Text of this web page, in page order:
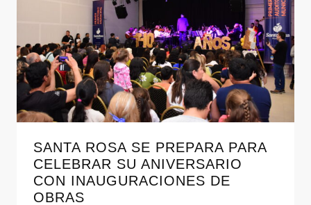
SANTA ROSA SE PREPARA PARA
CELEBRAR SU ANIVERSARIO
CON INAUGURACIONES DE
OBRAS